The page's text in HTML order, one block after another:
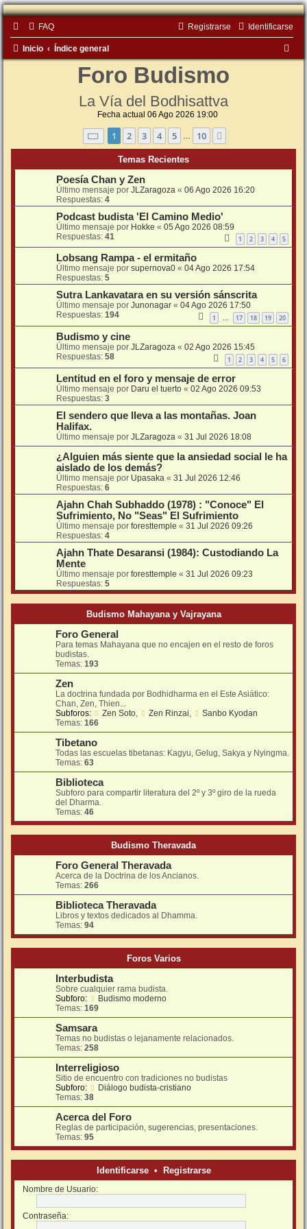
FAQ Identificarse
Registrarse
Inicio Índice general
Foro Budismo
La Vía del Bodhisattva
Fecha actual 06 Ago 2026 19:00
Página de 10
1 2 3 4 5 10
Temas Recientes
Poesía Chan y Zen
Último mensaje por JLZaragoza « 06 Ago 2026 16:20
Respuestas: 4
Podcast budista 'El Camino Medio'
Último mensaje por Hokke « 05 Ago 2026 08:59
Respuestas: 41 1 2 3 4 5
Lobsang Rampa - el ermitaño
Último mensaje por supernova0 « 04 Ago 2026 17:54
Respuestas: 5
Sutra Lankavatara en su versión sánscrita
Último mensaje por Junonagar « 04 Ago 2026 17:50
Respuestas: 194 1 … 17 18 19 20
Budismo y cine
Último mensaje por JLZaragoza « 02 Ago 2026 15:45
Respuestas: 58 1 2 3 4 5 6
Lentitud en el foro y mensaje de error
Último mensaje por Daru el tuerto « 02 Ago 2026 09:53
Respuestas: 3
El sendero que lleva a las montañas. Joan
Halifax.
Último mensaje por JLZaragoza « 31 Jul 2026 18:08
¿Alguien más siente que la ansiedad social le ha
aislado de los demás?
Último mensaje por Upasaka « 31 Jul 2026 12:46
Respuestas: 6
Ajahn Chah Subhaddo (1978) : "Conoce" El
Sufrimiento, No "Seas" El Sufrimiento
Último mensaje por foresttemple « 31 Jul 2026 09:26
Respuestas: 4
Ajahn Thate Desaransi (1984): Custodiando La
Mente
Último mensaje por foresttemple « 31 Jul 2026 09:23
Respuestas: 5
Budismo Mahayana y Vajrayana
Foro General
Para temas Mahayana que no encajen en el resto de foros
budistas.
Temas: 193
Zen
La doctrina fundada por Bodhidharma en el Este Asiático:
Chan, Zen, Thien...
Subforos:
Zen Soto, Zen Rinzai,
Sanbo Kyodan
Temas: 166
Tibetano
Todas las escuelas tibetanas: Kagyu, Gelug, Sakya y Nyingma.
Temas: 63
Biblioteca
Subforo para compartir literatura del 2º y 3º giro de la rueda
del Dharma.
Temas: 46
Budismo Theravada
Foro General Theravada
Acerca de la Doctrina de los Ancianos.
Temas: 266
Biblioteca Theravada
Libros y textos dedicados al Dhamma.
Temas: 94
Foros Varios
Interbudista
Sobre cualquier rama budista.
Subforo:
Budismo moderno
Temas: 169
Samsara
Temas no budistas o lejanamente relacionados.
Temas: 258
Interreligioso
Sitio de encuentro con tradiciones no budistas
Subforo:
Diálogo budista-cristiano
Temas: 38
Acerca del Foro
Reglas de participación, sugerencias, presentaciones.
Temas: 95
Identificarse• Registrarse
Nombre de Usuario:
Contraseña: